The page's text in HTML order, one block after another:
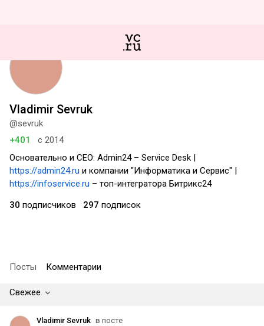
Vladimir Sevruk
@sevruk
+401
с 2014
Основательно и CEO: Admin24 – Service Desk |
https://admin24.ru и компании "Информатика и Сервис" |
https://infoservice.ru – топ-интегратора Битрикс24
30 подписчиков 297 подписок
Посты Комментарии
Свежее
Vladimir Sevruk в посте